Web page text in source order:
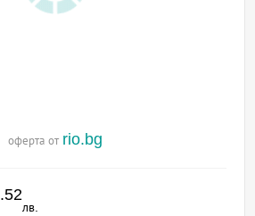
оферта от rio.bg
.52
лв.